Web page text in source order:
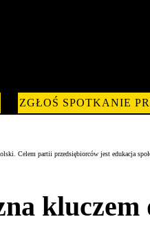
ZGŁOŚ SPOTKANIE
Celem partii przedsiębiorców jest edukacja